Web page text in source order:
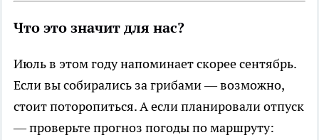
Что это значит для нас?
Июль в этом году напоминает скорее сентябрь.
Если вы собирались за грибами — возможно,
стоит поторопиться. А если планировали отпуск
— проверьте прогноз погоды по маршруту: